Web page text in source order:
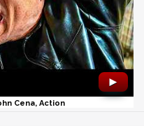
►
Cena, Action